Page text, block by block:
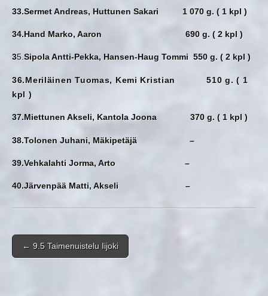
33.Sermet Andreas, Huttunen Sakari 1 070 g. ( 1 kpl )
34.Hand Marko, Aaron 690 g. ( 2 kpl )
35.Sipola Antti-Pekka, Hansen-Haug Tommi 550 g. ( 2 kpl )
36.Meriläinen Tuomas, Kemi Kristian 510 g. ( 1
kpl )
37.Miettunen Akseli, Kantola Joona 370 g. ( 1 kpl )
38.Tolonen Juhani, Mäkipetäjä –
39.Vehkalahti Jorma, Arto –
40.Järvenpää Matti, Akseli –
Post navigation
← 9.5 Taimenuistelu Iijoki